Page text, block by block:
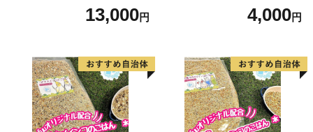
13,000円 4,000円